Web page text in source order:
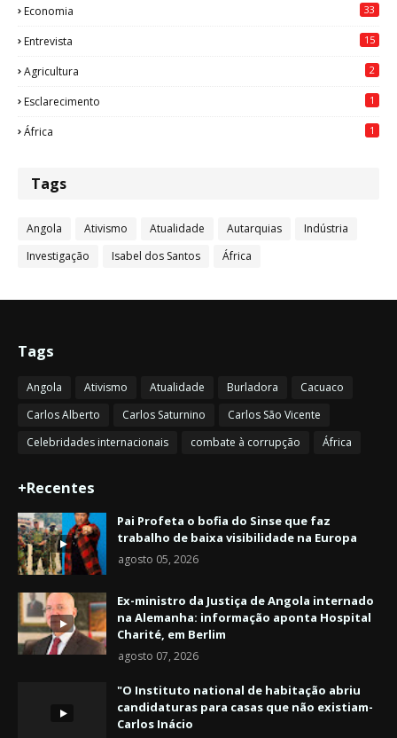
Economia 33
Entrevista 15
Agricultura 2
Esclarecimento 1
África 1
Tags
Angola Ativismo Atualidade Autarquias
Indústria
Investigação
Isabel dos Santos África
Tags
Angola Ativismo Atualidade Burladora
Cacuaco
Carlos Alberto
Carlos Saturnino
Carlos São Vicente
Celebridades internacionais
combate à corrupção África
+Recentes
Pai Profeta o bofia do Sinse que faz
trabalho de baixa visibilidade na Europa
agosto 05, 2026
Ex-ministro da Justiça de Angola internado
na Alemanha: informação aponta Hospital
Charité, em Berlim
agosto 07, 2026
"O Instituto national de habitação abriu
candidaturas para casas que não existiam-
Carlos Inácio